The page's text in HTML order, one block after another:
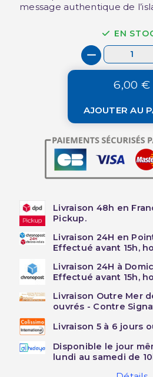
message authentique de
EN
6,00 €
AJOUTER AU
Livraison 48h en
Pickup.
Livraison 24H en
Effectué avant 15h,
Livraison 24H à
Effectué avant 15h,
Livraison Outre Mer
ouvrés - Contre
Livraison 5 à 6 jours
Disponible le jour
lundi au samedi de